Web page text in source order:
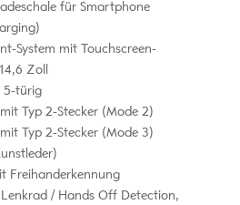
für Smartphone
System mit Touchscreen-
Zoll
5-türig
Typ 2-Stecker (Mode 2)
Typ 2-Stecker (Mode 3)
Freihanderkennung
/ Hands Off Detection,